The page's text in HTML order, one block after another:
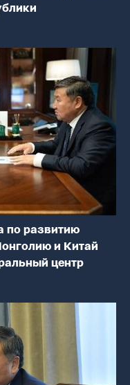
по развитию
и Китай
центр